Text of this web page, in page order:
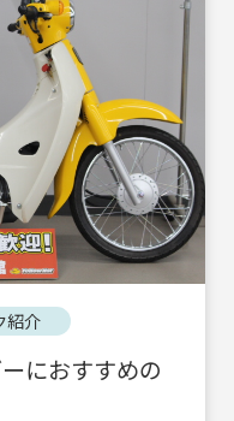
紹介
におすすめの